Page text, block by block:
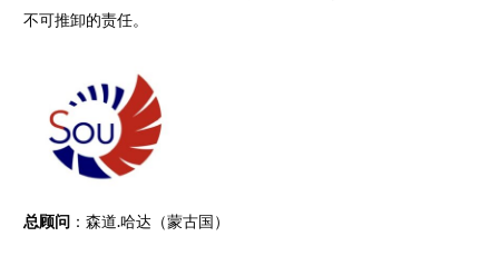
不可推卸的责任。
总顾问：森道.哈达（蒙古国）